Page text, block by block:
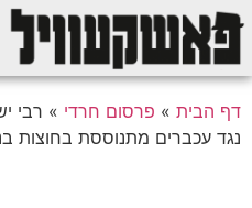
דף הבית » פרסום חרדי » רבי
נגד עכברים מתנוססת בחוצות